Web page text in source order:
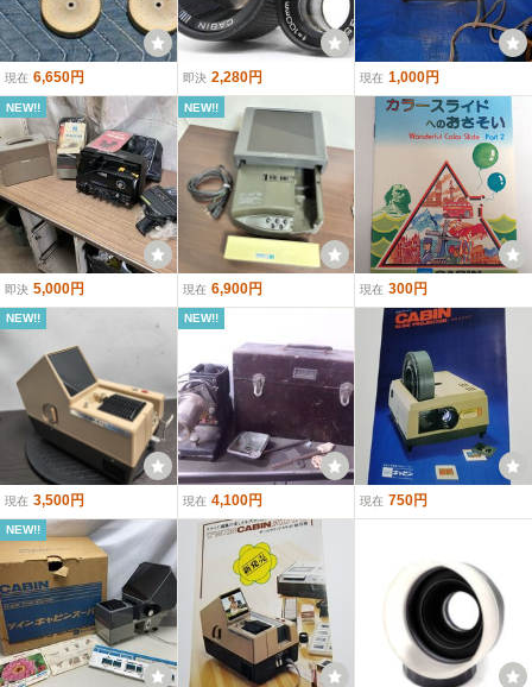
現在 6,650円 即決 2,280円 現在 1,000円
NEW!!
即決 5,000円
NEW!!
現在 6,900円 現在 300円
NEW!!
現在 3,500円
NEW!!
現在 4,100円 現在 750円
NEW!!